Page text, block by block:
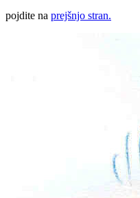
pojdite na prejšnjo stran.